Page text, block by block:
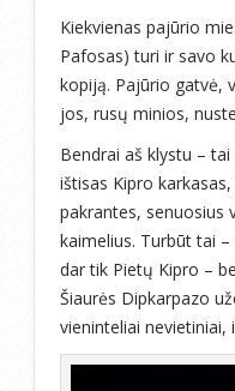
Kiekvienas pajūrio
Pafosas) turi ir savo
kopiją. Pajūrio gatvė,
jos, rusų minios,
Bendrai aš klystu –
ištisas Kipro
pakrantes, senuosius
kaimelius. Turbūt tai –
dar tik Pietų Kipro –
Šiaurės Dipkarpazo
vieninteliai nevietiniai,